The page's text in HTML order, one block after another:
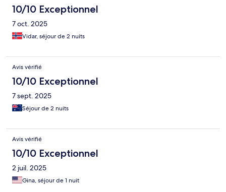
10/10 Exceptionnel
7 oct. 2025
Vidar, séjour de 2 nuits
Avis vérifié
10/10 Exceptionnel
7 sept. 2025
Séjour de 2 nuits
Avis vérifié
10/10 Exceptionnel
2 juil. 2025
Gina, séjour de 1 nuit